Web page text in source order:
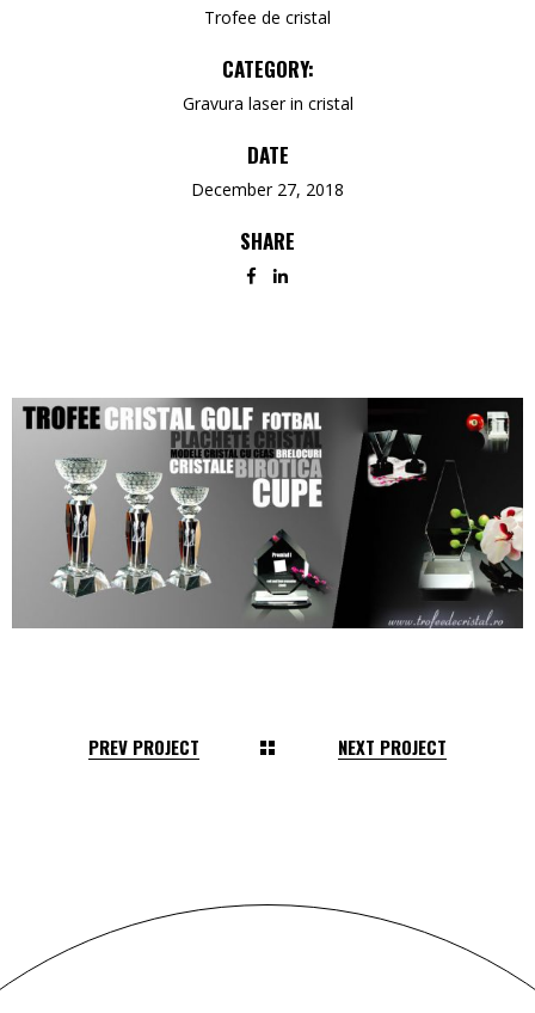
Trofee de cristal
CATEGORY:
Gravura laser in cristal
DATE
December 27, 2018
SHARE
PREV PROJECT NEXT PROJECT